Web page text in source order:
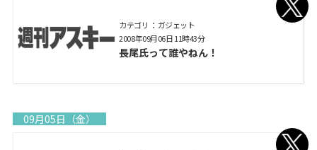
カテゴリ： ガジェット
長尾氏って誰やねん！
2008年09月06日 11時43分
09月05日（金）